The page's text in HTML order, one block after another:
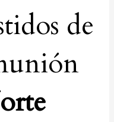
de